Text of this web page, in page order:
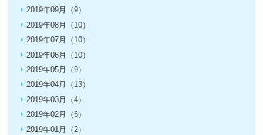
2019年09月（9）
2019年08月（10）
2019年07月（10）
2019年06月（10）
2019年05月（9）
2019年04月（13）
2019年03月（4）
2019年02月（6）
2019年01月（2）